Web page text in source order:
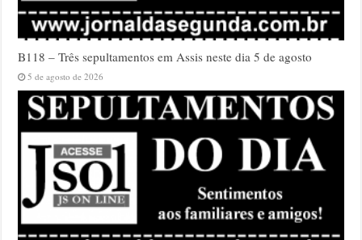
B118 – Três sepultamentos em Assis neste dia 5 de agosto
5 de agosto de 2026